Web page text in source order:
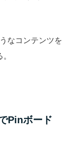
なコンテンツを
Pinボード